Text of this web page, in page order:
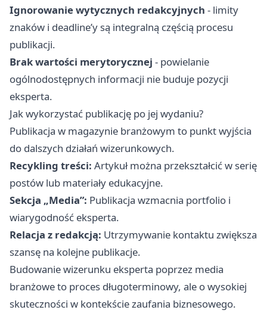
Ignorowanie wytycznych redakcyjnych - limity
znaków i deadline’y są integralną częścią procesu
publikacji.
Brak wartości merytorycznej - powielanie
ogólnodostępnych informacji nie buduje pozycji
eksperta.
Jak wykorzystać publikację po jej wydaniu?
Publikacja w magazynie branżowym to punkt wyjścia
do dalszych działań wizerunkowych.
Recykling treści: Artykuł można przekształcić w serię
postów lub materiały edukacyjne.
Sekcja „Media”: Publikacja wzmacnia portfolio i
wiarygodność eksperta.
Relacja z redakcją: Utrzymywanie kontaktu zwiększa
szansę na kolejne publikacje.
Budowanie wizerunku eksperta poprzez media
branżowe to proces długoterminowy, ale o wysokiej
skuteczności w kontekście zaufania biznesowego.